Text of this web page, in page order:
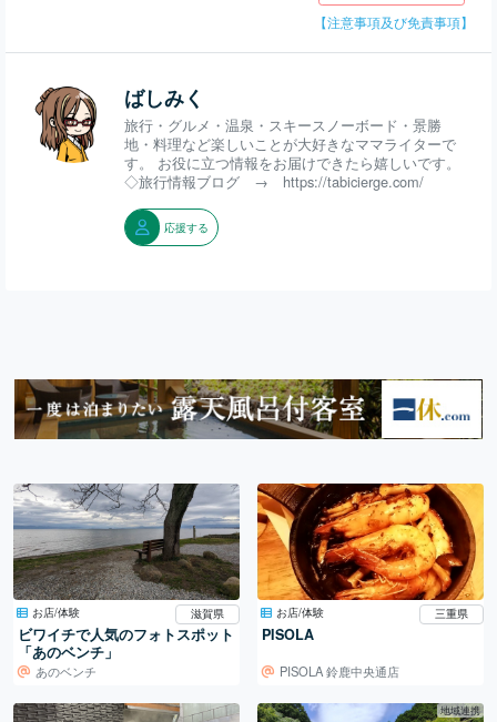
【注意事項及び免責事項】
ばしみく
旅行・グルメ・温泉・スキースノーボード・景勝
地・料理など楽しいことが大好きなママライターで
す。 お役に立つ情報をお届けできたら嬉しいです。
◇旅行情報ブログ → https://tabicierge.com/
応援する
お店/体験 滋賀県
ビワイチで人気のフォトスポット
「あのベンチ」
あのベンチ
お店/体験 三重県
PISOLA
PISOLA 鈴鹿中央通店
地域連携